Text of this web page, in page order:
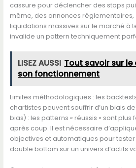
cassure pour déclencher des stops
même, des annonces réglementaires,
liquidations massives sur le marché à
invalide un pattern techniquement
LISEZ AUSSI Tout savoir sur
son fonctionnement
Limites méthodologiques : les
chartistes peuvent souffrir d’un biais
bias) : les patterns « réussis » sont
après coup. Il est nécessaire
objectives et automatiques pour tester
double bottom sur un univers d’actifs